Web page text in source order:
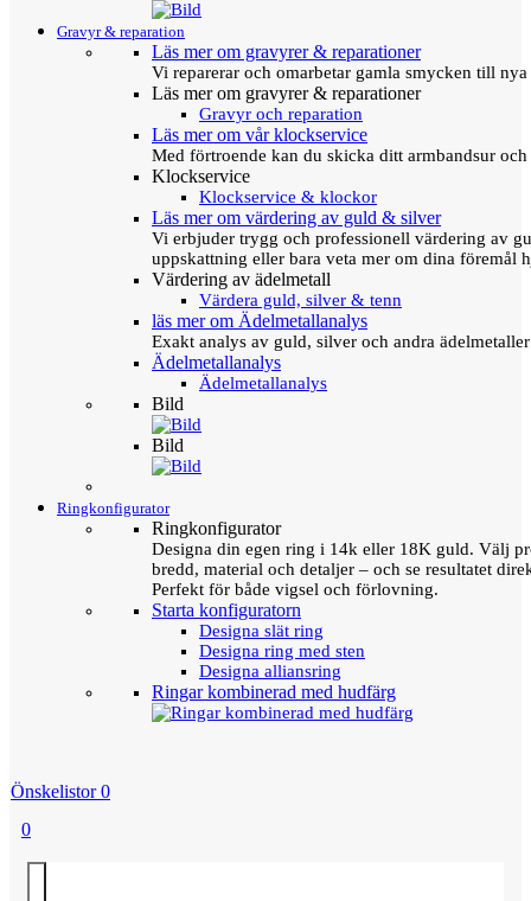
Gravyr & reparation
Läs mer om gravyrer & reparationer
Vi reparerar och omarbetar gamla smycken till
Läs mer om gravyrer & reparationer
Gravyr och reparation
Läs mer om vår klockservice
Med förtroende kan du skicka ditt armbandsur
Klockservice
Klockservice & klockor
Läs mer om värdering av guld & silver
Vi erbjuder trygg och professionell värdering av
uppskattning eller bara veta mer om dina föremål
Värdering av ädelmetall
Värdera guld, silver & tenn
läs mer om Ädelmetallanalys
Exakt analys av guld, silver och andra
Ädelmetallanalys
Ädelmetallanalys
Bild
Bild
Ringkonfigurator
Ringkonfigurator
Designa din egen ring i 14k eller 18K guld. Välj
bredd, material och detaljer – och se resultatet
Perfekt för både vigsel och förlovning.
Starta konfiguratorn
Designa slät ring
Designa ring med sten
Designa alliansring
Ringar kombinerad med hudfärg
Önskelistor 0
0